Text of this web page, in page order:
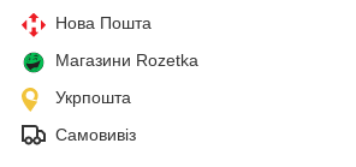
Нова Пошта
Магазини Rozetka
Укрпошта
Самовивіз